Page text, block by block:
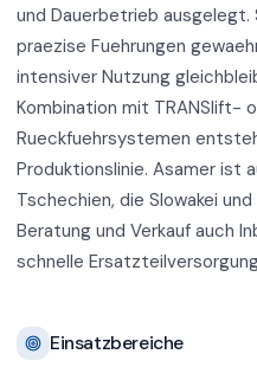
und Dauerbetrieb ausgelegt.
praezise Fuehrungen
intensiver Nutzung
Kombination mit TRANSlift-
Rueckfuehrsystemen
Produktionslinie. Asamer ist
Tschechien, die Slowakei
Beratung und Verkauf auch
schnelle
Einsatzbereiche